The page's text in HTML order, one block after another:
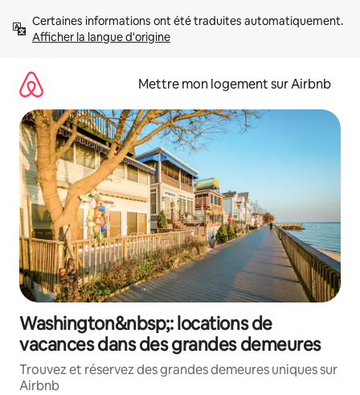
directement
Afficher la langue d'origine
Mettre mon logement sur Airbnb
Washington&nbsp;: locations de
vacances dans des grandes demeures
Trouvez et réservez des grandes demeures uniques sur
Airbnb